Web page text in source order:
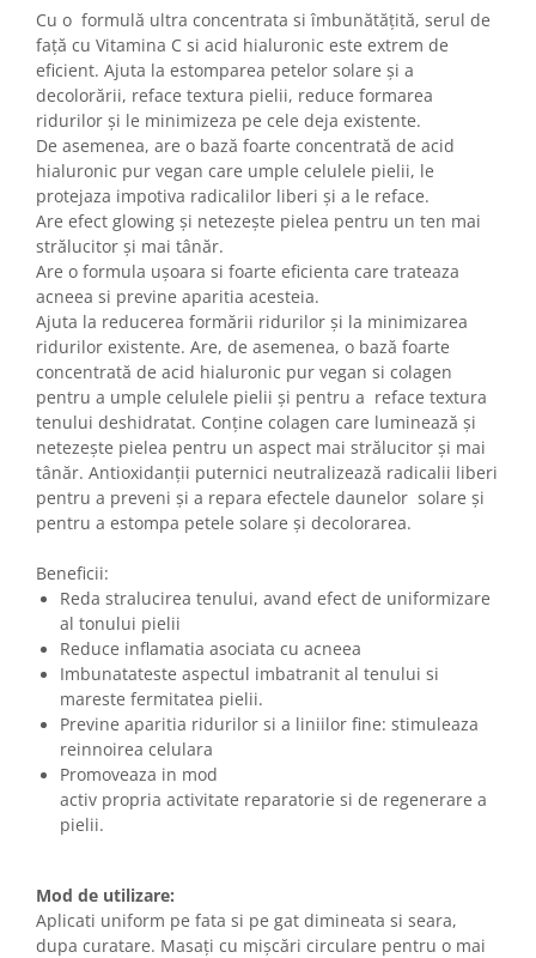
Cu o formulă ultra concentrata si îmbunătățită, serul de
față cu Vitamina C si acid hialuronic este extrem de
eficient. Ajuta la estomparea petelor solare și a
decolorării, reface textura pielii, reduce formarea
ridurilor și le minimizeza pe cele deja existente.
De asemenea, are o bază foarte concentrată de acid
hialuronic pur vegan care umple celulele pielii, le
protejaza impotiva radicalilor liberi și a le reface.
Are efect glowing și netezește pielea pentru un ten mai
strălucitor și mai tânăr.
Are o formula ușoara si foarte eficienta care trateaza
acneea si previne aparitia acesteia.
Ajuta la reducerea formării ridurilor și la minimizarea
ridurilor existente. Are, de asemenea, o bază foarte
concentrată de acid hialuronic pur vegan si colagen
pentru a umple celulele pielii și pentru a reface textura
tenului deshidratat. Conține colagen care luminează și
netezește pielea pentru un aspect mai strălucitor și mai
tânăr. Antioxidanții puternici neutralizează radicalii liberi
pentru a preveni și a repara efectele daunelor solare și
pentru a estompa petele solare și decolorarea.
Beneficii:
Reda stralucirea tenului, avand efect de uniformizare
al tonului pielii
Reduce inflamatia asociata cu acneea
Imbunatateste aspectul imbatranit al tenului si
mareste fermitatea pielii.
Previne aparitia ridurilor si a liniilor fine: stimuleaza
reinnoirea celulara
Promoveaza in mod
activ propria activitate reparatorie si de regenerare a
pielii.
Mod de utilizare:
Aplicati uniform pe fata si pe gat dimineata si seara,
dupa curatare. Masați cu mișcări circulare pentru o mai